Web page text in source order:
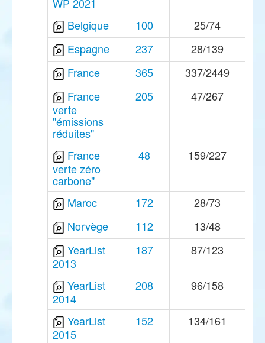
WP 2021
Belgique
100
25/74
Espagne
237
28/139
France
365
337/2449
France
verte
"émissions
réduites"
205 47/267
France
verte zéro
carbone"
48 159/227
Maroc 172
28/73
Norvège
112
13/48
YearList
2013
187 87/123
YearList
2014
208 96/158
YearList
2015
152 134/161